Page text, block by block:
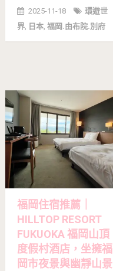
2025-11-18
環遊世
界, 日本, 福岡.由布院.別府
福岡住宿推薦｜
HILLTOP RESORT
FUKUOKA 福岡山頂
度假村酒店，坐擁福
岡市夜景與幽靜山景